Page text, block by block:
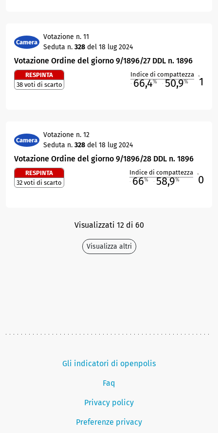
Camera
Votazione n. 11
Seduta n. 328 del 18 lug 2024
Votazione Ordine del giorno 9/1896/27 DDL n. 1896
RESPINTA
38 voti di scarto
Indice di compattezza
66,4% 50,9% 1
Camera
Votazione n. 12
Seduta n. 328 del 18 lug 2024
Votazione Ordine del giorno 9/1896/28 DDL n. 1896
RESPINTA
32 voti di scarto
Indice di compattezza
66% 58,9% 0
Visualizzati 12 di 60
Visualizza altri
Gli indicatori di openpolis
Faq
Privacy policy
Preferenze privacy